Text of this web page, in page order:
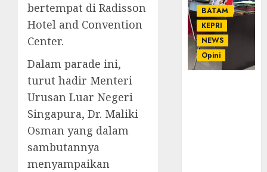
bertempat di Radisson
Hotel and Convention
Center.
Dalam parade ini,
turut hadir Menteri
Urusan Luar Negeri
Singapura, Dr. Maliki
Osman yang dalam
sambutannya
menyampaikan
BATAM
KEPRI
NEWS
Opini